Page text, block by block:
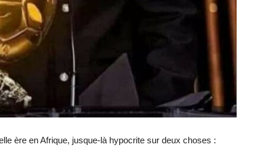
ère en Afrique, jusque-là hypocrite sur deux choses :